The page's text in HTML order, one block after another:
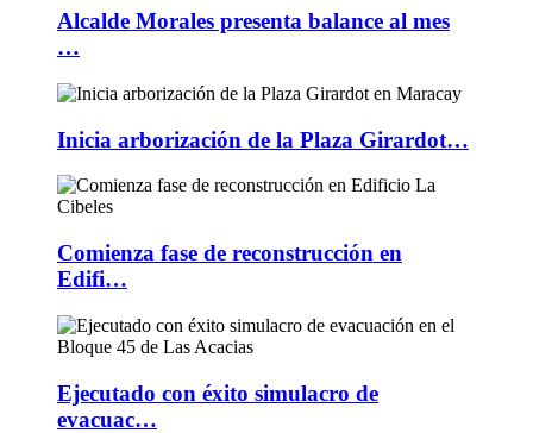
Alcalde Morales presenta balance al mes
…
Inicia arborización de la Plaza Girardot…
Comienza fase de reconstrucción en
Edifi…
Ejecutado con éxito simulacro de
evacuac…